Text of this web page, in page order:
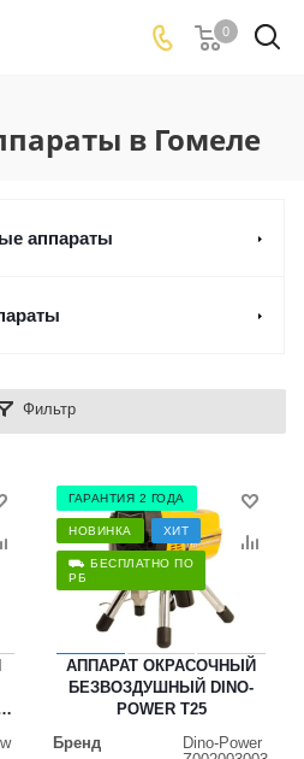
0
в Гомеле
аппараты
Фильтр
ГАРАНТИЯ 2 ГОДА
НОВИНКА ХИТ
⛟ БЕСПЛАТНО ПО
РБ
АППАРАТ ОКРАСОЧНЫЙ
БЕЗВОЗДУШНЫЙ DINO-
POWER T25
Бренд
Dino-Power